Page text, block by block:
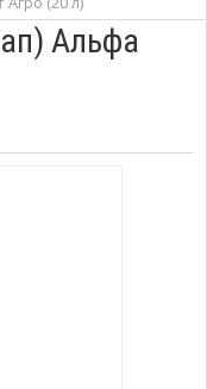
Альфа